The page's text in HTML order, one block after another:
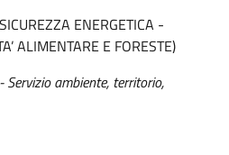
ENERGETICA -
ALIMENTARE E FORESTE)
ambiente, territorio,